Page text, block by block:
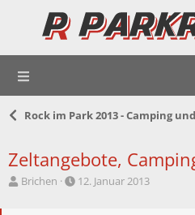
Rock im Park 2013 - Camping
Zeltangebote,
E
Brichen
E12. Januar 2013